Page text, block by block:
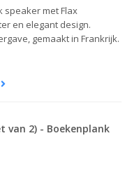
speaker met Flax
en elegant design.
gemaakt in Frankrijk.
van 2) - Boekenplank